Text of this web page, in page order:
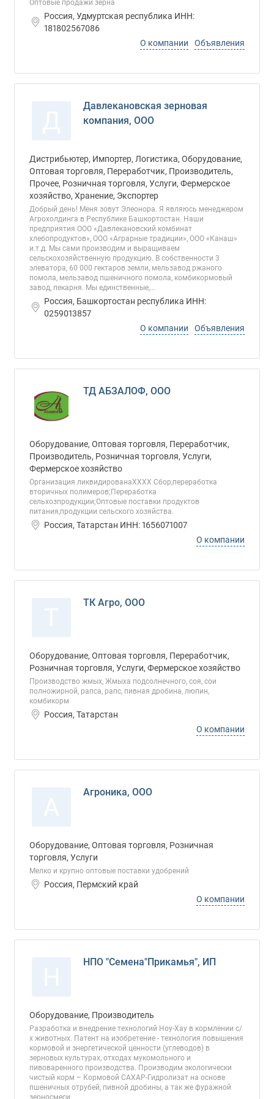
Оптовые продажи зерна
Россия, Удмуртская республика ИНН:
181802567086
О компании
Объявления
Давлекановская зерновая
компания, ООО
Дистрибьютер, Импортер, Логистика, Оборудование,
Оптовая торговля, Переработчик, Производитель,
Прочее, Розничная торговля, Услуги, Фермерское
хозяйство, Хранение, Экспортер
Добрый день! Меня зовут Элеонора. Я являюсь менеджером
Агрохолдинга в Республике Башкортостан. Наши
предприятия ООО «Давлекановский комбинат
хлебопродуктов», ООО «Аграрные традиции», ООО «Канаш»
и.т.д. Мы сами производим и выращиваем
сельскохозяйственную продукцию. В собственности 3
элеватора, 60 000 гектаров земли, мельзавод ржаного
помола, мельзавод пшеничного помола, комбикормовый
завод, пекарня. Мы единственные,...
Россия, Башкортостан республика ИНН:
0259013857
О компании
Объявления
ТД АБЗАЛОФ, ООО
Оборудование, Оптовая торговля, Переработчик,
Производитель, Розничная торговля, Услуги,
Фермерское хозяйство
Организация ликвидированаХХХХ Сбор,переработка
вторичных полимеров;Переработка
сельхозпродукции;Оптовые поставки продуктов
питания,продукции сельского хозяйства.
Россия, Татарстан ИНН: 1656071007
О компании
ТК Агро, ООО
Оборудование, Оптовая торговля, Переработчик,
Розничная торговля, Услуги, Фермерское хозяйство
Производство жмых, Жмыха подсолнечного, соя, сои
полножирной, рапса, рапс, пивная дробина, люпин,
комбикорм
Россия, Татарстан
О компании
Агроника, ООО
Оборудование, Оптовая торговля, Розничная
торговля, Услуги
Мелко и крупно оптовые поставки удобрений
Россия, Пермский край
О компании
НПО "Семена"Прикамья", ИП
Оборудование, Производитель
Разработка и внедрение технологий Ноу-Хау в кормлении с/
х животных. Патент на изобретение - технология повышения
кормовой и энергетической ценности (углеводов) в
зерновых культурах, отходах мукомольного и
пивоваренного производства. Производим экологически
чистый корм – Кормовой САХАР-Гидролизат на основе
пшеничных отрубей, пивной дробины, а так же фуражной
зерносмеси.